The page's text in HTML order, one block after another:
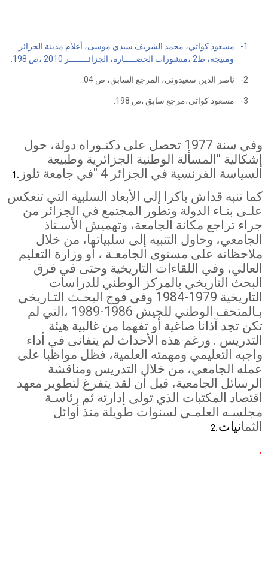
1-
مسعود كواتي، محمد الشريف سيدي موسى، أعلام مدينة الجزائر
ومتيجة، ط2 ،منشورات الحضـــــارة، الجزائــــــــر 2010 ،ص 198.
2- ناصر الدين سعيدوني، المرجع السابق، ص 04.
3- مسعود كواتي،مرجع سابق ,ص 198.
وفي سنة 1977 تحصل على دكتـوراه دولة، حول
إشكالية "المسألة الوطنية الجزائرية وطبيعة
السياسة الفرنسية في الجزائر " 4في جامعة تلوز .
1
كما تنبه قداش باكرا إلى الأبعاد السلبية التي تنعكس
علـى بنـاء الدولة وتطور المجتمع في الجزائر من
جراء تراجع مكانة الجامعة، وتهميش الأسـتاذ
الجامعي، وحاول التنبيه إلى سلبياتها، من خلال
ملاحظاته على مستوى الجامعـة ، أو وزارة التعليم
العالي، وفي اللقاءات التاريخية وحتى في فرق
البحث التاريخي بالمركز الوطني للدراسات
التاريخية 1979-1984 وفي فوج البحـث التـاريخي
بـالمتحف الوطني للجيش 1986-1989 ،التي لم
تكن تجد آذانا صاغية أو تفهما من غالبية هيئة
التدريس . ورغم هذه الأحداث لم يتفانى في أداء
واجبه التعليمي ومهمته العلمية، فظل مواظبا على
عمله الجامعي، من خلال التدريس ومناقشة
الرسائل الجامعية، قبل أن لقد يتفرغ لتطوير معهد
اقتصاد المكتبات الذي تولى إدارته ثم رئاسـة
مجلسـه العلمـي لسنوات طويلة منذ أوائل
الثمانيات.2
.